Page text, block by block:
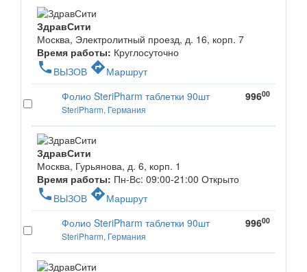
ЗдравСити
Москва, Электролитный проезд, д. 16, корп. 7
Время работы: Круглосуточно
phone ВЫЗОВ directionsМаршрут
Фолио SteriPharm таблетки 90шт
SteriPharm, Германия
99600
ЗдравСити
Москва, Гурьянова, д. 6, корп. 1
Время работы: Пн-Вс: 09:00-21:00 Открыто
phone ВЫЗОВ directionsМаршрут
Фолио SteriPharm таблетки 90шт
SteriPharm, Германия
99600